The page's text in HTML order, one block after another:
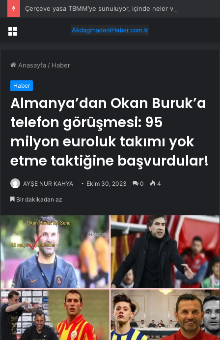
Çerçeve yasa TBMM’ye sunuluyor, içinde neler var?
Menü
Anasayfa / Haber
Haber
Almanya’dan Okan Buruk’a
telefon görüşmesi: 95
milyon euroluk takımı yok
etme taktiğine başvurdular!
AYŞE NUR KAHYA Ekim 30, 2023 0 4
Bir dakikadan az